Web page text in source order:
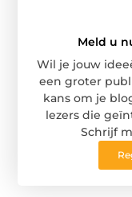
Meld u
Wil je jouw
een groter
kans om je
lezers die
Schrijf